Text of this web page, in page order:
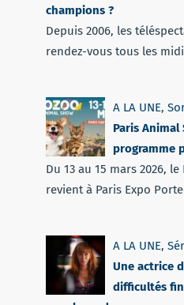
champions ?
Depuis 2006, les
rendez-vous tous les
A LA UNE,
Paris Animal
programme
Du 13 au 15 mars 2026,
revient à Paris Expo Porte
A LA UNE,
Une actrice
difficultés